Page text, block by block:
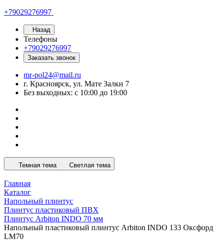
+79029276997
Назад
Телефоны
+79029276997
Заказать звонок
mr-pol24@mail.ru
г. Красноярск, ул. Мате Залки 7
Без выходных: с 10:00 до 19:00
Темная тема Светлая тема
Главная
Каталог
Напольный плинтус
Плинтус пластиковый ПВХ
Плинтус Arbiton INDO 70 мм
Напольный пластиковый плинтус Arbiton INDO 133 Оксфорд
LM70